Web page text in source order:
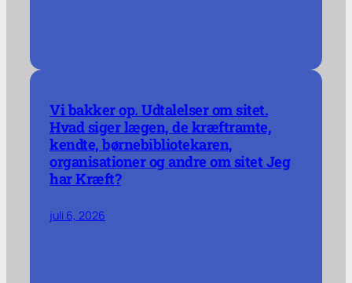
Vi bakker op. Udtalelser om sitet.
Hvad siger lægen, de kræftramte,
kendte, børnebibliotekaren,
organisationer og andre om sitet Jeg
har Kræft?
juli 6, 2026